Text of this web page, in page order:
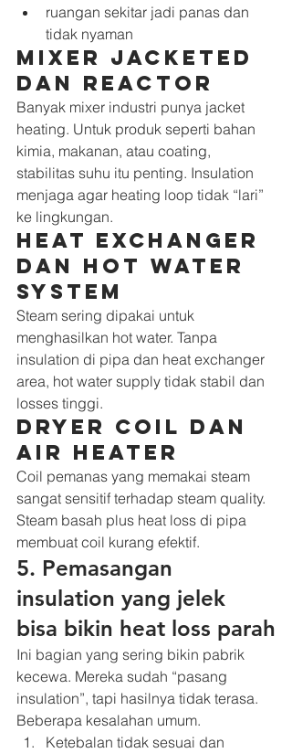
ruangan sekitar jadi panas dan
tidak nyaman
Mixer jacketed
dan reactor
Banyak mixer industri punya jacket
heating. Untuk produk seperti bahan
kimia, makanan, atau coating,
stabilitas suhu itu penting. Insulation
menjaga agar heating loop tidak “lari”
ke lingkungan.
Heat exchanger
dan hot water
system
Steam sering dipakai untuk
menghasilkan hot water. Tanpa
insulation di pipa dan heat exchanger
area, hot water supply tidak stabil dan
losses tinggi.
Dryer coil dan
air heater
Coil pemanas yang memakai steam
sangat sensitif terhadap steam quality.
Steam basah plus heat loss di pipa
membuat coil kurang efektif.
5. Pemasangan
insulation yang jelek
bisa bikin heat loss parah
Ini bagian yang sering bikin pabrik
kecewa. Mereka sudah “pasang
insulation”, tapi hasilnya tidak terasa.
Beberapa kesalahan umum.
Ketebalan tidak sesuai dan